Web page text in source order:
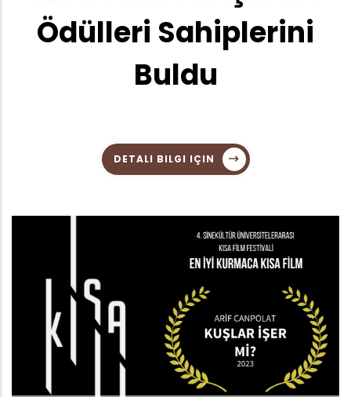
Ödülleri Sahiplerini
Buldu
DETALI BILGI IÇIN